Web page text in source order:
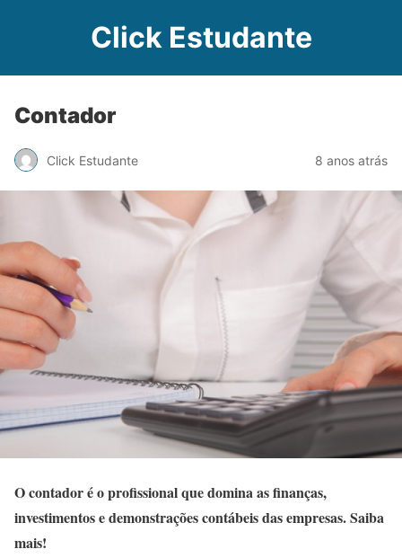
Click Estudante
Contador
Click Estudante 8 anos atrás
O contador é o profissional que domina as finanças,
investimentos e demonstrações contábeis das empresas. Saiba
mais!